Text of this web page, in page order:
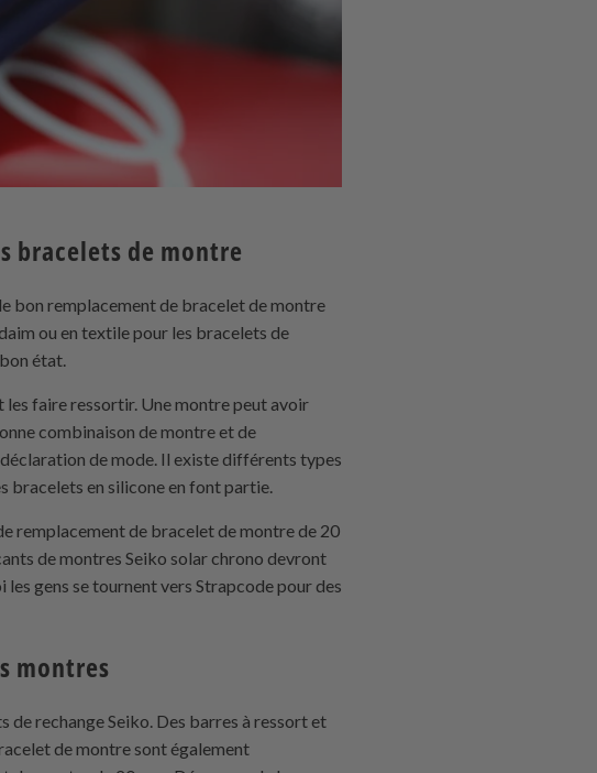
bracelets de montre
bon remplacement de bracelet de montre
ou en textile pour les bracelets de
état.
les faire ressortir. Une montre peut avoir
combinaison de montre et de
de mode. Il existe différents types
bracelets en silicone en font partie.
remplacement de bracelet de montre de 20
de montres Seiko solar chrono devront
gens se tournent vers Strapcode pour des
montres
rechange Seiko. Des barres à ressort et
de montre sont également